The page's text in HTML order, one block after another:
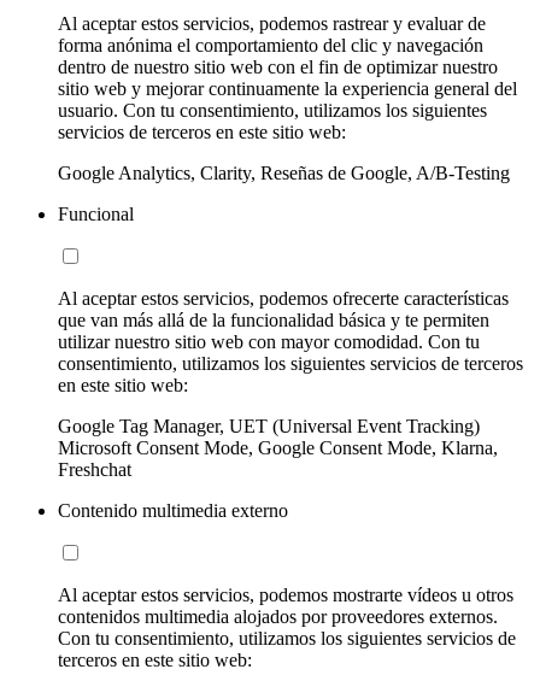
Al aceptar estos servicios, podemos rastrear y evaluar de
forma anónima el comportamiento del clic y navegación
dentro de nuestro sitio web con el fin de optimizar nuestro
sitio web y mejorar continuamente la experiencia general del
usuario. Con tu consentimiento, utilizamos los siguientes
servicios de terceros en este sitio web:
Google Analytics, Clarity, Reseñas de Google, A/B-Testing
Funcional
Al aceptar estos servicios, podemos ofrecerte características
que van más allá de la funcionalidad básica y te permiten
utilizar nuestro sitio web con mayor comodidad. Con tu
consentimiento, utilizamos los siguientes servicios de terceros
en este sitio web:
Google Tag Manager, UET (Universal Event Tracking)
Microsoft Consent Mode, Google Consent Mode, Klarna,
Freshchat
Contenido multimedia externo
Al aceptar estos servicios, podemos mostrarte vídeos u otros
contenidos multimedia alojados por proveedores externos.
Con tu consentimiento, utilizamos los siguientes servicios de
terceros en este sitio web: